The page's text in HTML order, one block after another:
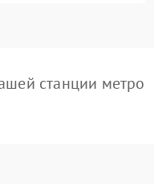
станции метро